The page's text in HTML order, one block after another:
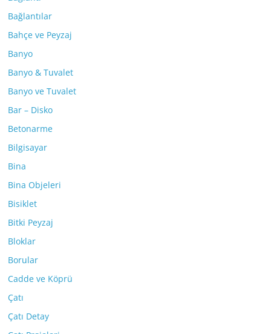
Bağlantılar
Bahçe ve Peyzaj
Banyo
Banyo & Tuvalet
Banyo ve Tuvalet
Bar – Disko
Betonarme
Bilgisayar
Bina
Bina Objeleri
Bisiklet
Bitki Peyzaj
Bloklar
Borular
Cadde ve Köprü
Çatı
Çatı Detay